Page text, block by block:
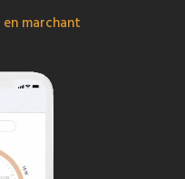
en marchant